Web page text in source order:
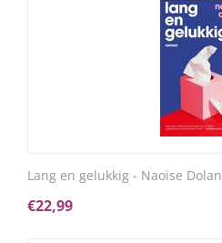
Lang en gelukkig - Naoise Dolan
€22,99